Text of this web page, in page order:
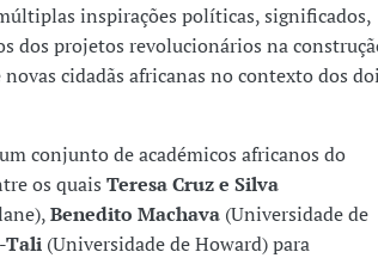
inspirações políticas, significados,
dos projetos revolucionários na
cidadãs africanas no contexto dos
conjunto de académicos africanos do
os quais Teresa Cruz e Silva
Benedito Machava (Universidade de
Tali (Universidade de Howard) para